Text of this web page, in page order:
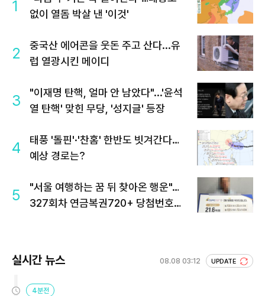
1
없이 열돔 박살 낸 '이것'
2
중국산 에어콘을 웃돈 주고 산다...유
럽 열광시킨 메이디
3
"이재명 탄핵, 얼마 안 남았다"...'윤석
열 탄핵' 맞힌 무당, '성지글' 등장
4
태풍 '돌핀'·'찬홈' 한반도 빗겨간다…
예상 경로는?
5
"서울 여행하는 꿈 뒤 찾아온 행운"…
327회차 연금복권720+ 당첨번호조
실시간 뉴스 08.08 03:12 UPDATE
4분전